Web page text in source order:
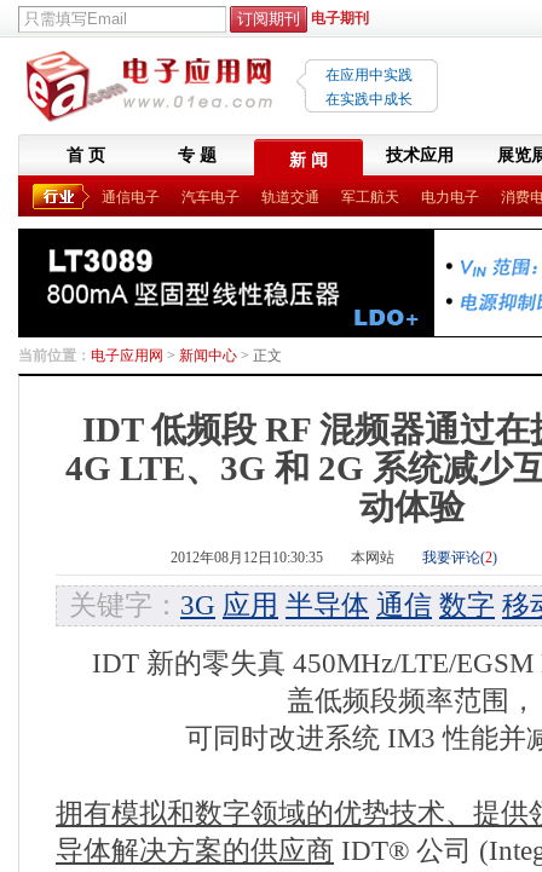
电子期刊
在应用中实践
在实践中成长
首 页 专 题 新 闻 技术应用 展览
通信电子 汽车电子 轨道交通 军工航天 电力电子 消费
当前位置： 电子应用网 > 新闻中心 > 正文
IDT 低频段 RF 混频器通过
4G LTE、3G 和 2G 系统减少
动体验
2012年08月12日10:30:35 本网站 我要评论(2)
关键字： 3G 应用 半导体 通信 数字 移
IDT 新的零失真 450MHz/LTE/
盖低频段频率范围，
可同时改进系统 IM3 性能并
拥有模拟和数字领域的优势技术、提供
导体解决方案的供应商 IDT® 公司